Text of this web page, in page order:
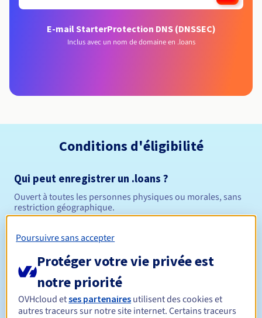
E-mail StarterProtection DNS (DNSSEC)
Inclus avec un nom de domaine en .loans
Conditions d'éligibilité
Qui peut enregistrer un .loans ?
Ouvert à toutes les personnes physiques ou morales, sans
restriction géographique.
Règles de gestion et notifications
Durée de réservation Entre 1 et 10 ans
Durée de renouvellement Entre 1 et 10 ans
Poursuivre sans accepter
Protéger votre vie privée est
notre priorité
OVHcloud etses partenaires utilisent des cookies et
autres traceurs sur notre site internet. Certains traceurs